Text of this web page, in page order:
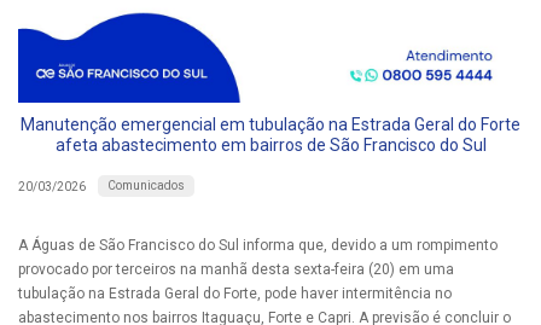
Manutenção emergencial em tubulação na Estrada Geral do Forte
afeta abastecimento em bairros de São Francisco do Sul
20/03/2026 Comunicados
A Águas de São Francisco do Sul informa que, devido a um rompimento
provocado por terceiros na manhã desta sexta-feira (20) em uma
tubulação na Estrada Geral do Forte, pode haver intermitência no
abastecimento nos bairros Itaguaçu, Forte e Capri. A previsão é concluir o